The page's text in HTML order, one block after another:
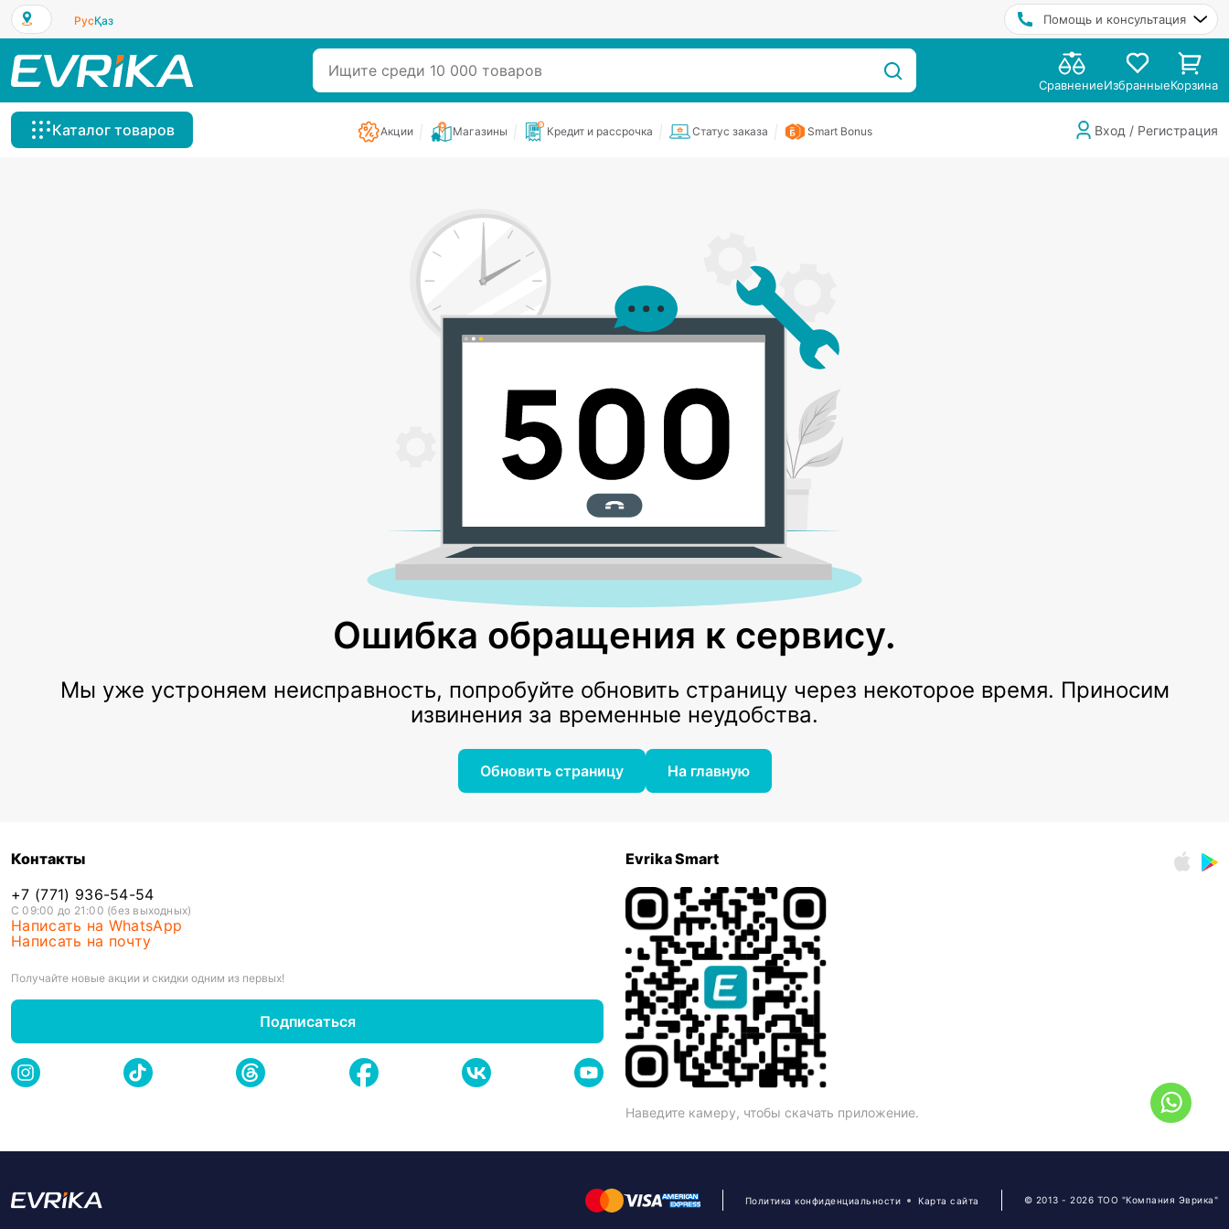
РусҚаз Помощь и консультация
СравнениеИзбранныеКорзина
Каталог товаров Акции Магазины Кредит и рассрочка Статус заказа Smart Bonus Вход / Регистрация
Ошибка обращения к сервису.
Мы уже устроняем неисправность, попробуйте обновить страницу через некоторое время. Приносим
извинения за временные неудобства.
Обновить страницу На главную
Контакты
+7 (771) 936-54-54
С 09:00 до 21:00 (без выходных)
Написать на WhatsApp
Написать на почту
Получайте новые акции и скидки одним из первых!
Подписаться
Evrika Smart
Наведите камеру, чтобы скачать приложение.
Политика конфиденциальности Карта сайта © 2013 - 2026 ТОО "Компания Эврика"